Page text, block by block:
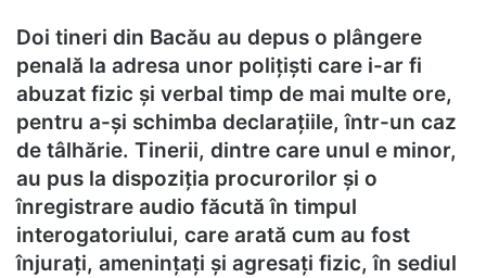
Doi tineri din Bacău au depus o plângere
penală la adresa unor polițiști care i-ar fi
abuzat fizic și verbal timp de mai multe ore,
pentru a-și schimba declarațiile, într-un caz
de tâlhărie. Tinerii, dintre care unul e minor,
au pus la dispoziția procurorilor și o
înregistrare audio făcută în timpul
interogatoriului, care arată cum au fost
înjurați, amenințați și agresați fizic, în sediul